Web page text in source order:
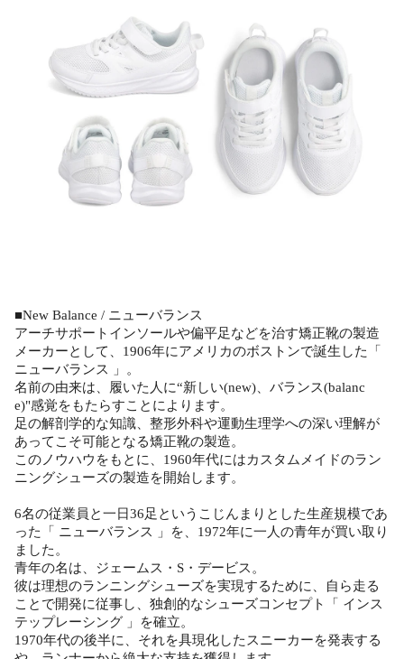
■New Balance / ニューバランス
アーチサポートインソールや偏平足などを治す矯正靴の製造
メーカーとして、1906年にアメリカのボストンで誕生した「
ニューバランス 」。
名前の由来は、履いた人に“新しい(new)、バランス(balanc
e)"感覚をもたらすことによります。
足の解剖学的な知識、整形外科や運動生理学への深い理解が
あってこそ可能となる矯正靴の製造。
このノウハウをもとに、1960年代にはカスタムメイドのラン
ニングシューズの製造を開始します。
6名の従業員と一日36足というこじんまりとした生産規模であ
った「 ニューバランス 」を、1972年に一人の青年が買い取り
ました。
青年の名は、ジェームス・S・デービス。
彼は理想のランニングシューズを実現するために、自ら走る
ことで開発に従事し、独創的なシューズコンセプト「 インス
テップレーシング 」を確立。
1970年代の後半に、それを具現化したスニーカーを発表する